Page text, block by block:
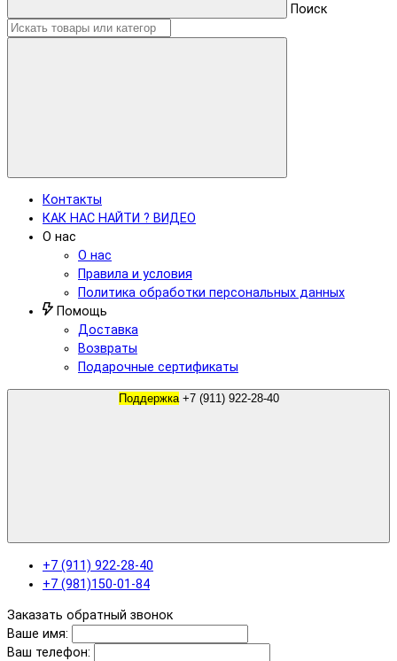
Поиск
Контакты
КАК НАС НАЙТИ ? ВИДЕО
О нас
О нас
Правила и условия
Политика обработки персональных данных
Помощь
Доставка
Возвраты
Подарочные сертификаты
Поддержка +7 (911) 922-28-40
+7 (911) 922-28-40
+7 (981)150-01-84
Заказать обратный звонок
Ваше имя:
Ваш телефон: